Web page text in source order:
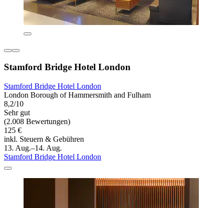
Stamford Bridge Hotel London
Stamford Bridge Hotel London
London Borough of Hammersmith and Fulham
8,2/10
Sehr gut
(2.008 Bewertungen)
125 €
inkl. Steuern & Gebühren
13. Aug.–14. Aug.
Stamford Bridge Hotel London